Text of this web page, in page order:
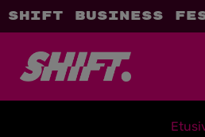
SHIFT Business